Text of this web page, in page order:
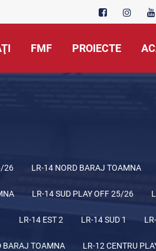
FMF PROIECTE
26 LR-14 NORD BARAJ TOAMNA
LR-14 SUD PLAY OFF 25/26
LR-14 EST 2 LR-14 SUD 1
BARAJ TOAMNA LR-12 CENTRU